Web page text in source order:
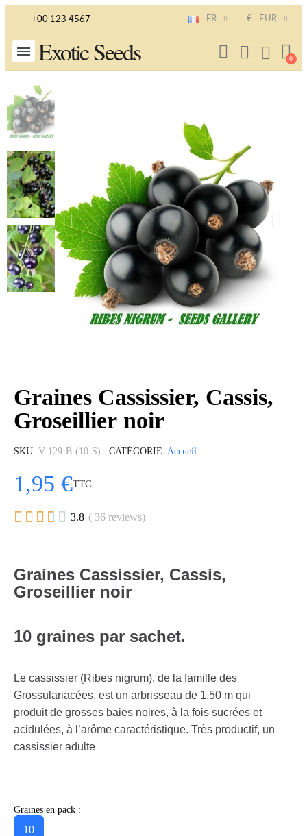
+00 123 4567 FR € EUR
Exotic Seeds
Graines Cassissier, Cassis,
Groseillier noir
SKU V-129-B-(10-S) CATÉGORIE Accueil
1,95 €TTC
     3.8 ( 36 reviews)
Graines Cassissier, Cassis,
Groseillier noir
10 graines par sachet.
Le cassissier (Ribes nigrum), de la famille des
Grossulariacées, est un arbrisseau de 1,50 m qui
produit de grosses baies noires, à la fois sucrées et
acidulées, à l’arôme caractéristique. Très productif, un
cassissier adulte
Graines en pack :
10